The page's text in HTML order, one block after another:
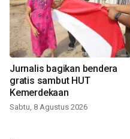
Jurnalis bagikan bendera
gratis sambut HUT
Kemerdekaan
Sabtu, 8 Agustus 2026